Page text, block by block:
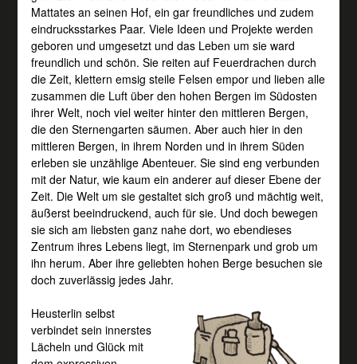
Mattates an seinen Hof, ein gar freundliches und zudem
eindrucksstarkes Paar. Viele Ideen und Projekte werden
geboren und umgesetzt und das Leben um sie ward
freundlich und schön. Sie reiten auf Feuerdrachen durch
die Zeit, klettern emsig steile Felsen empor und lieben alle
zusammen die Luft über den hohen Bergen im Südosten
ihrer Welt, noch viel weiter hinter den mittleren Bergen,
die den Sternengarten säumen. Aber auch hier in den
mittleren Bergen, in ihrem Norden und in ihrem Süden
erleben sie unzählige Abenteuer. Sie sind eng verbunden
mit der Natur, wie kaum ein anderer auf dieser Ebene der
Zeit. Die Welt um sie gestaltet sich groß und mächtig weit,
äußerst beeindruckend, auch für sie. Und doch bewegen
sie sich am liebsten ganz nahe dort, wo ebendieses
Zentrum ihres Lebens liegt, im Sternenpark und grob um
ihn herum. Aber ihre geliebten hohen Berge besuchen sie
doch zuverlässig jedes Jahr.
Heusterlin selbst
verbindet sein innerstes
Lächeln und Glück mit